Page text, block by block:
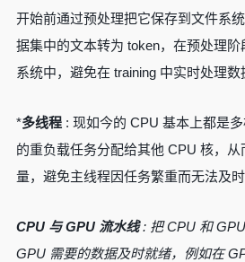
开始前通过预处理把它保存到文件系
据集中的文本转为 token，在预处理
系统中，避免在 training 中实时处理数
*多线程: 现如今的 CPU 基本上都是
的重负载任务分配给其他 CPU 核，
量，避免主线程因任务繁重而无法及
CPU 与 GPU 流水线: 把 CPU 和
GPU 需要的数据及时就绪，例如在